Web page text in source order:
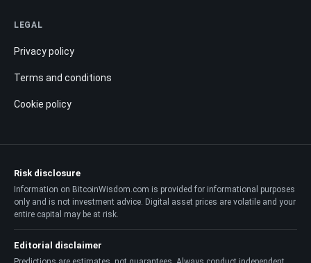
LEGAL
Privacy policy
Terms and conditions
Cookie policy
Risk disclosure
Information on BitcoinWisdom.com is provided for informational purposes
only and is not investment advice. Digital asset prices are volatile and your
entire capital may be at risk.
Editorial disclaimer